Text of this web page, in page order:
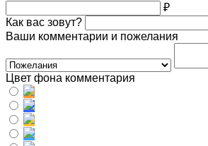
₽
Как вас зовут?
Ваши комментарии и пожелания
Цвет фона комментария